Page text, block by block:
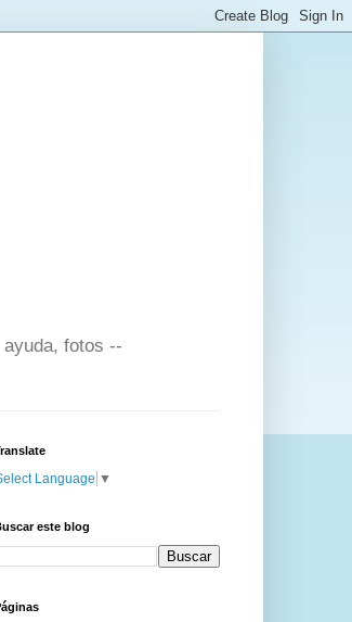
fotos --
Language ▼
este blog